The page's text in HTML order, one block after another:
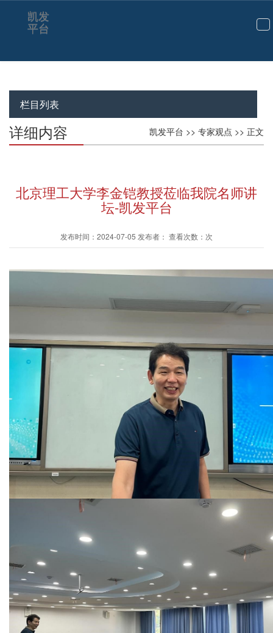
切
航
凯发
平台
栏目列表
凯发平台 >> 专家观点 >> 正文
详细内容
北京理工大学李金铠教授莅临我院名师讲
坛-凯发平台
发布时间：2024-07-05 发布者： 查看次数：次